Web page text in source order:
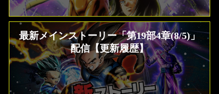
最新メインストーリー「第19部4章(8/5)」
配信【更新履歴】